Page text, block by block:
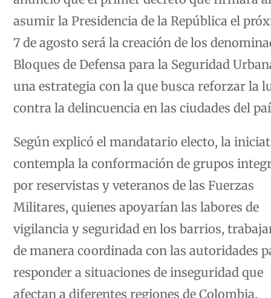
asumir la Presidencia de la República el
7 de agosto será la creación de los
Bloques de Defensa para la Seguridad
una estrategia con la que busca reforzar la
contra la delincuencia en las ciudades del
Según explicó el mandatario electo, la
contempla la conformación de grupos
por reservistas y veteranos de las Fuerzas
Militares, quienes apoyarían las labores de
vigilancia y seguridad en los barrios,
de manera coordinada con las autoridades
responder a situaciones de inseguridad que
afectan a diferentes regiones de Colombia.